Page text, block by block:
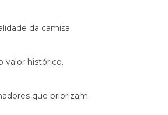
da camisa.
valor histórico.
que priorizam